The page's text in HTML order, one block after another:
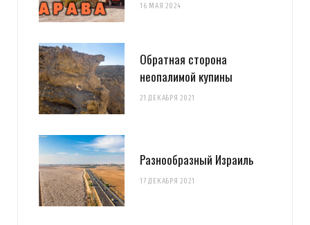
16 МАЯ 2024
Обратная сторона
неопалимой купины
21 ДЕКАБРЯ 2021
Разнообразный Израиль
17 ДЕКАБРЯ 2021